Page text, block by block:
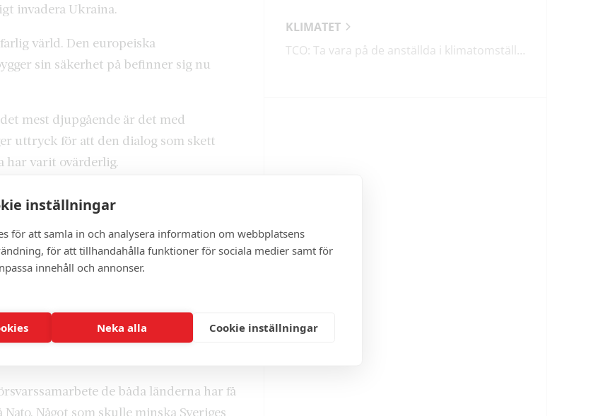
inställningar
för att samla in och analysera information om webbplatsens
för att tillhandahålla funktioner för sociala medier samt för
innehåll och annonser.
Neka alla Cookie inställningar
invadera Ukraina.
värld. Den europeiska
sin säkerhet på befinner sig nu
mest djupgående är det med
uttryck för att den dialog som skett
har varit ovärderlig.
bli medlem och det var en av flera
alliansfritt. Som militärt alliansfria
till avspänning och stabilitet i vårt
Ukraina och det förändras också
Andersson.
som inte är med i Nato skulle
vidare. Det kan inte uteslutas att
de båda länderna har få
Något som skulle minska Sveriges
KLIMATET
TCO: Ta vara på de anställda i klimatomställningen